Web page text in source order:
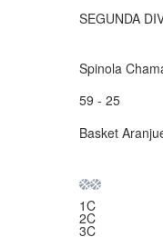
SEGUNDA
Spinola
59 - 25
Basket
1C
2C
3C